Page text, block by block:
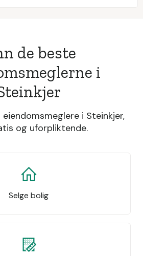
de beste
i
i Steinkjer,
og uforpliktende.
Selge bolig